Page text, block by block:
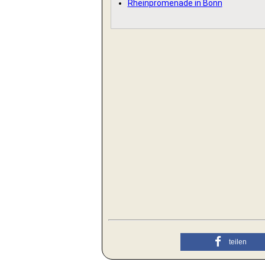
Rheinpromenade in Bonn
teilen